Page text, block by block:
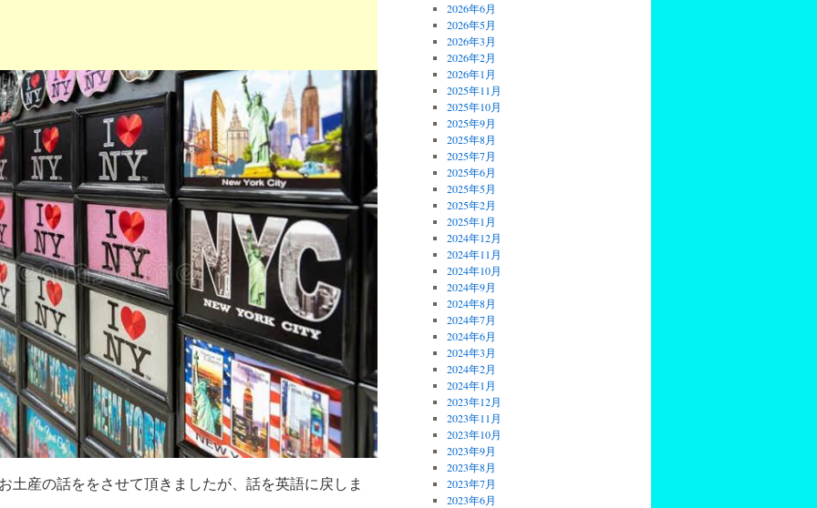
土産の話ををさせて頂きましたが、話を英語に戻しま
2026年6月
2026年5月
2026年3月
2026年2月
2026年1月
2025年11月
2025年10月
2025年9月
2025年8月
2025年7月
2025年6月
2025年5月
2025年2月
2025年1月
2024年12月
2024年11月
2024年10月
2024年9月
2024年8月
2024年7月
2024年6月
2024年3月
2024年2月
2024年1月
2023年12月
2023年11月
2023年10月
2023年9月
2023年8月
2023年7月
2023年6月